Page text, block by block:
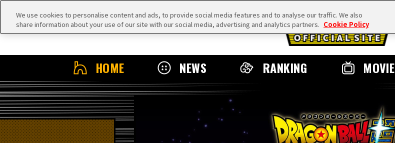
HOME NEWS RANKING MOVIE
We use cookies to personalise content and ads, to provide social media features and to analyse our traffic. We also
share information about your use of our site with our social media, advertising and analytics partners. Cookie Policy